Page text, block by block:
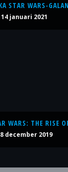
STAR WARS-
14 januari 2021
WARS: THE RISE
december 2019